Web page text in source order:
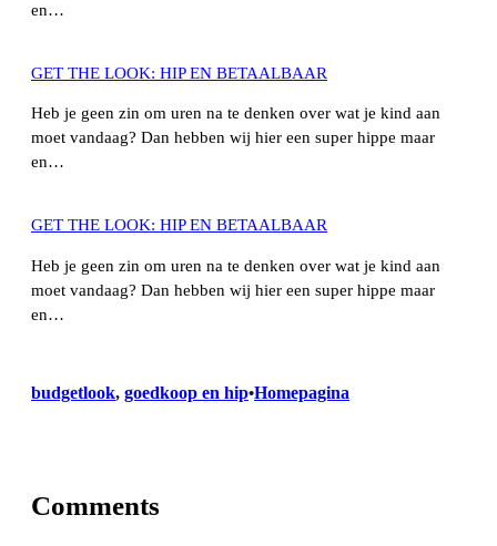
en…
GET THE LOOK: HIP EN BETAALBAAR
Heb je geen zin om uren na te denken over wat je kind aan
moet vandaag? Dan hebben wij hier een super hippe maar
en…
GET THE LOOK: HIP EN BETAALBAAR
Heb je geen zin om uren na te denken over wat je kind aan
moet vandaag? Dan hebben wij hier een super hippe maar
en…
budgetlook, goedkoop en hip•Homepagina
Comments